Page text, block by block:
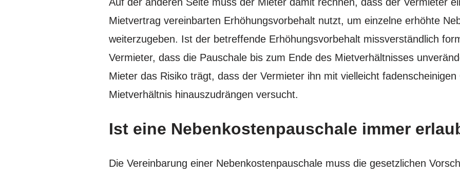
Mietvertrag vereinbarten Erhöhungsvorbehalt nutzt, um einzelne erhöhte
weiterzugeben. Ist der betreffende Erhöhungsvorbehalt missverständlich
Vermieter, dass die Pauschale bis zum Ende des Mietverhältnisses
Mieter das Risiko trägt, dass der Vermieter ihn mit vielleicht
Mietverhältnis hinauszudrängen versucht.
Ist eine Nebenkostenpauschale immer
Die Vereinbarung einer Nebenkostenpauschale muss die gesetzlichen